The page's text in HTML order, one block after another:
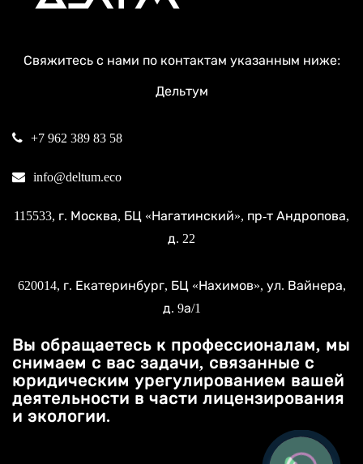
Свяжитесь с нами по контактам указанным ниже:
Дельтум
+7 962 389 83 58
info@deltum.eco
115533, г. Москва, БЦ «Нагатинский», пр-т Андропова,
д. 22
620014, г. Екатеринбург, БЦ «Нахимов», ул. Вайнера,
д. 9а/1
Вы обращаетесь к профессионалам, мы
снимаем с вас задачи, связанные с
юридическим урегулированием вашей
деятельности в части лицензирования
и экологии.